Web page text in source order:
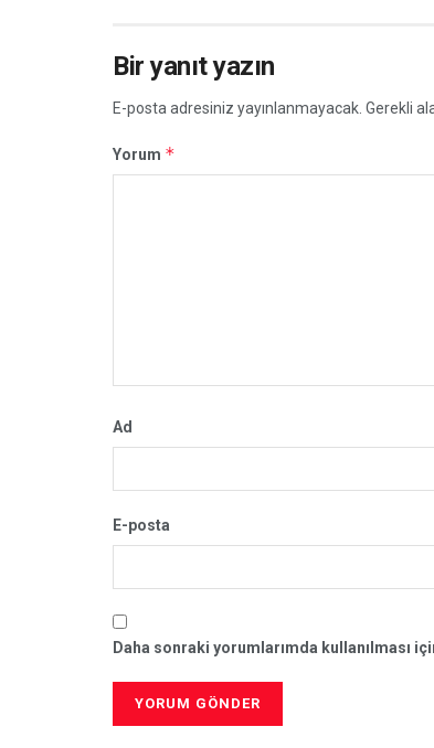
Bir yanıt yazın
E-posta adresiniz yayınlanmayacak. Gerekli
Yorum *
Ad
E-posta
Daha sonraki yorumlarımda kullanılması